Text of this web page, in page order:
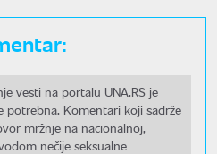
vesti na portalu UNA.RS je
potrebna. Komentari koji sadrže
mržnje na nacionalnoj,
nečije seksualne